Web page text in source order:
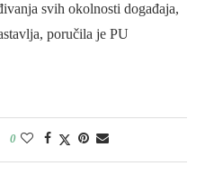
svih okolnosti događaja,
poručila je PU
0